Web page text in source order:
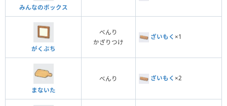
みんなのボックス
がくぶち
べんり
かざりつけ
ざいもく ×1
まないた
べんり ざいもく ×2